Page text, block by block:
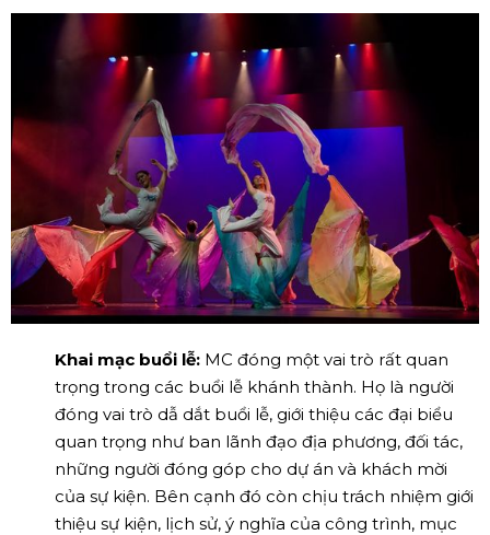
Khai mạc buổi lễ: MC đóng một vai trò rất quan
trọng trong các buổi lễ khánh thành. Họ là người
đóng vai trò dẫ dắt buổi lễ, giới thiệu các đại biểu
quan trọng như ban lãnh đạo địa phương, đối tác,
những người đóng góp cho dự án và khách mời
của sự kiện. Bên cạnh đó còn chịu trách nhiệm giới
thiệu sự kiện, lịch sử, ý nghĩa của công trình, mục